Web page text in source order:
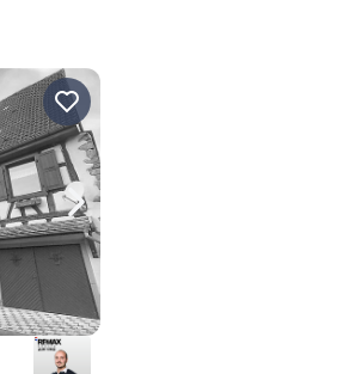
Naviguer vers la droite